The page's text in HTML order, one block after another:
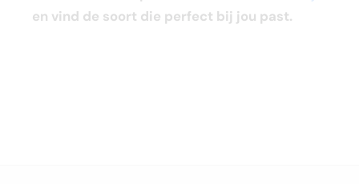
en vind de soort die perfect bij jou past.